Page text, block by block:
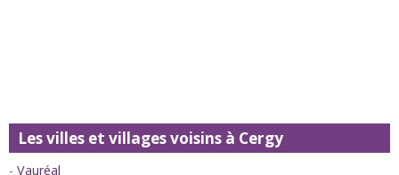
Les villes et villages voisins à Cergy
Vauréal